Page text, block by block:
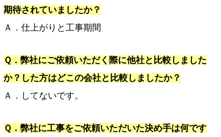
期待されていましたか？
Ａ．仕上がりと工事期間
Ｑ．弊社にご依頼いただく際に他社と比較しました
か？した方はどこの会社と比較しましたか？
Ａ．してないです。
Ｑ．弊社に工事をご依頼いただいた決め手は何です